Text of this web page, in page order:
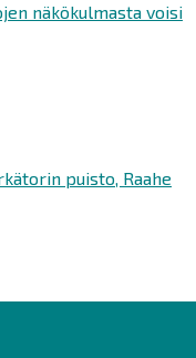
näkökulmasta voisi
puisto, Raahe